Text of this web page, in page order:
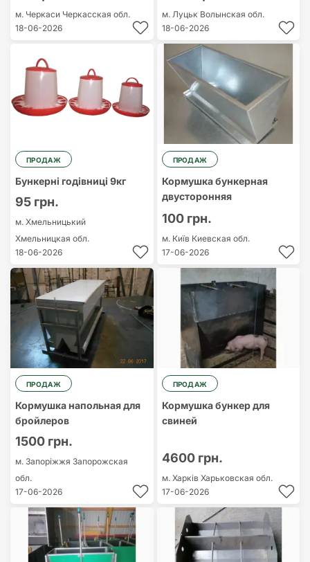
м. Черкаси Черкасская обл.
18-06-2026
м. Луцьк Волынская обл.
18-06-2026
ПРОДАЖ
Бункерні годівниці 9кг
95 грн.
м. Хмельницький
Хмельницкая обл.
18-06-2026
ПРОДАЖ
Кормушка бункерная
двусторонняя
100 грн.
м. Київ Киевская обл.
17-06-2026
ПРОДАЖ
Кормушка напольная для
бройлеров
1500 грн.
м. Запоріжжя Запорожская
обл.
17-06-2026
ПРОДАЖ
Кормушка бункер для
свиней
4600 грн.
м. Харків Харьковская обл.
17-06-2026